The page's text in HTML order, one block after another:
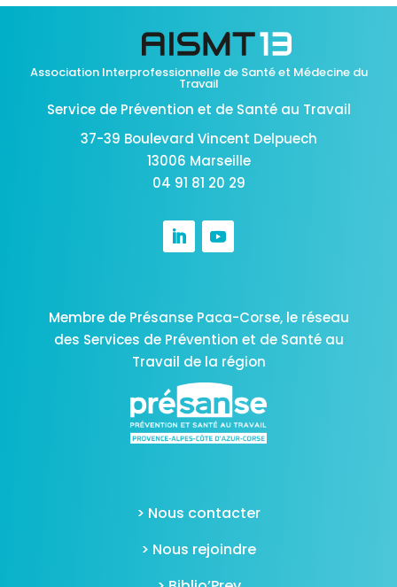
Association Interprofessionnelle de Santé et Médecine du
Travail
Service de Prévention et de Santé au Travail
37-39 Boulevard Vincent Delpuech
13006 Marseille
04 91 81 20 29
Membre de Présanse Paca-Corse, le réseau
des Services de Prévention et de Santé au
Travail de la région
> Nous contacter
> Nous rejoindre